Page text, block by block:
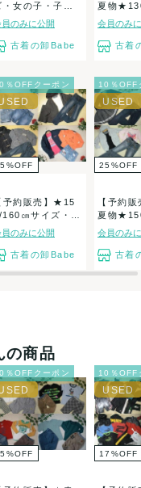
・女の子・子供
★カジュア...
員のみに公開
古着の卸Babe
夏物
イズ・
会員のみ
古着
％OFFクーポン
%OFF
予約販売】★15
㎝サイズ・女
子・子供...
員のみに公開
古着の卸Babe
10％OFF
25 %OFF
【予約
夏物
イズ・
会員のみ
古着
の商品
％OFFクーポン
%OFF
10％OFF
17 %OFF